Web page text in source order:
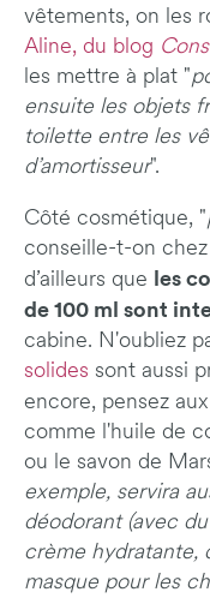
vêtements, on les
Aline, du blog
les mettre à plat "
ensuite les objets
toilette entre les
d’amortisseur".
Côté cosmétique, "
conseille-t-on
d’ailleurs que
les
de 100 ml sont
cabine. N'oubliez
solides sont aussi
encore, pensez aux
comme l'huile de
ou le savon de
exemple, servira
déodorant (avec
crème hydratante,
masque pour les